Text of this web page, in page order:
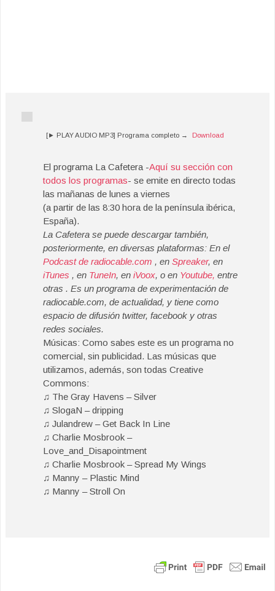
[► PLAY AUDIO MP3] Programa completo → Download
El programa La Cafetera -Aquí su sección con
todos los programas- se emite en directo todas
las mañanas de lunes a viernes
(a partir de las 8:30 hora de la península ibérica,
España).
La Cafetera se puede descargar también,
posteriormente, en diversas plataformas: En el
Podcast de radiocable.com , en Spreaker, en
iTunes , en TuneIn, en iVoox, o en Youtube, entre
otras . Es un programa de experimentación de
radiocable.com, de actualidad, y tiene como
espacio de difusión twitter, facebook y otras
redes sociales.
Músicas: Como sabes este es un programa no
comercial, sin publicidad. Las músicas que
utilizamos, además, son todas Creative
Commons:
♫ The Gray Havens – Silver
♫ SlogaN – dripping
♫ Julandrew – Get Back In Line
♫ Charlie Mosbrook –
Love_and_Disapointment
♫ Charlie Mosbrook – Spread My Wings
♫ Manny – Plastic Mind
♫ Manny – Stroll On